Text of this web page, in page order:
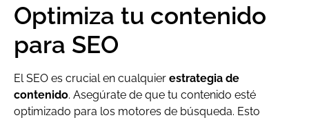
Optimiza tu contenido
para SEO
El SEO es crucial en cualquier estrategia de
contenido. Asegúrate de que tu contenido esté
optimizado para los motores de búsqueda. Esto